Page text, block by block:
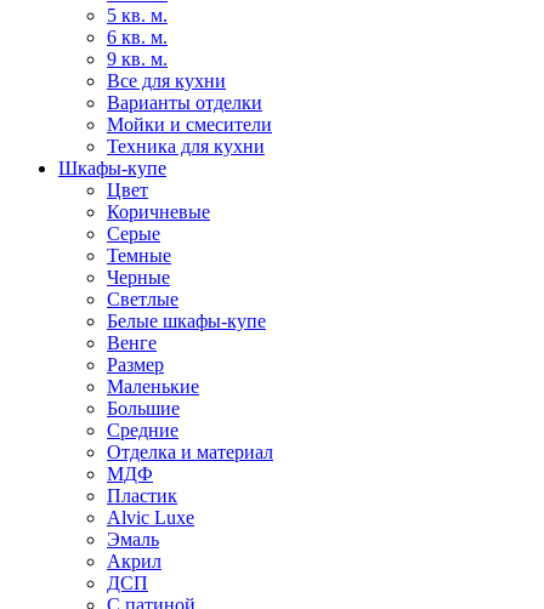
5 кв. м.
6 кв. м.
9 кв. м.
Все для кухни
Варианты отделки
Мойки и смесители
Техника для кухни
Шкафы-купе
Цвет
Коричневые
Серые
Темные
Черные
Светлые
Белые шкафы-купе
Венге
Размер
Маленькие
Большие
Средние
Отделка и материал
МДФ
Пластик
Alvic Luxe
Эмаль
Акрил
ДСП
С патиной